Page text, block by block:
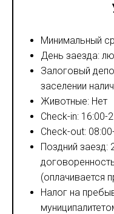
Минимальный
День заезда:
Залоговый
заселении
Животные: Нет
Check-in: 16:00-
Check-out:
Поздний заезд:
(оплачивается
Налог на